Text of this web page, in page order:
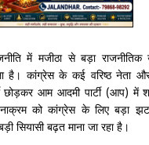
में मजीठा से बड़ा
है। कांग्रेस के कई वरिष्ठ नेता
छोड़कर आम आदमी पार्टी (आप) में
को कांग्रेस के लिए बड़ा
सियासी बढ़त माना जा रहा है।